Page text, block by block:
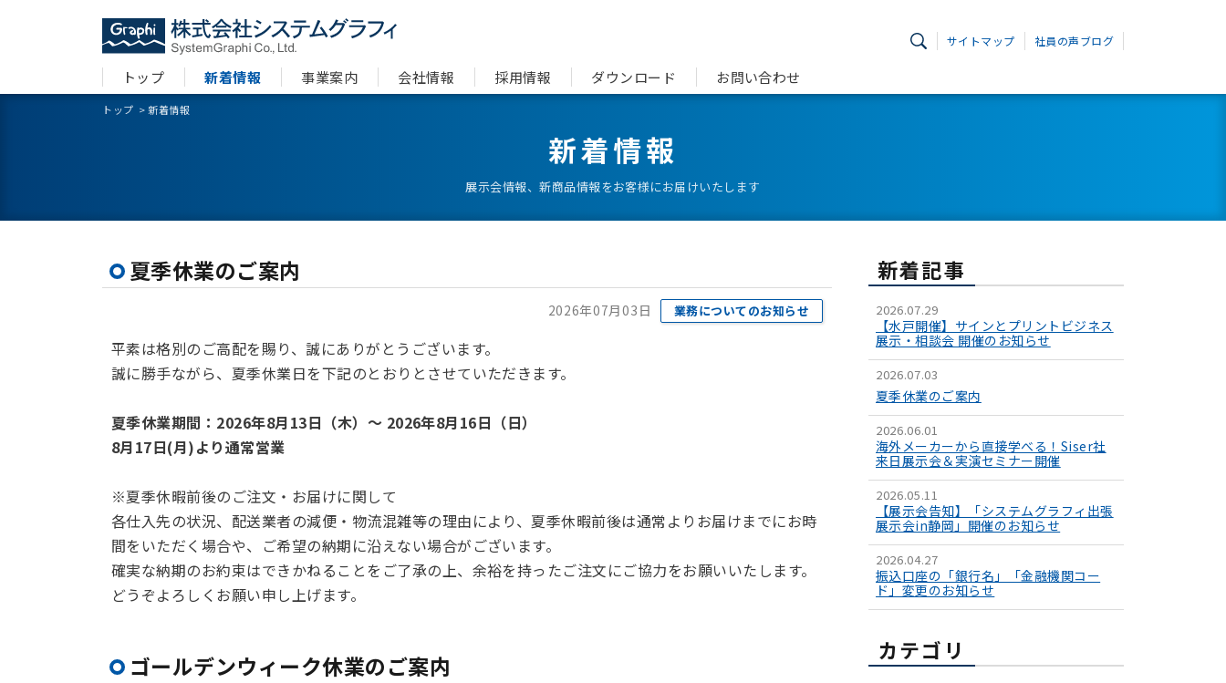
サイトマップ 社員の声ブログ
トップ 新着情報 事業案内 会社情報 採用情報 ダウンロード お問い合わせ
トップ >新着情報
新着情報
展示会情報、新商品情報をお客様にお届けいたします
夏季休業のご案内
2026年07月03日 業務についてのお知らせ
平素は格別のご高配を賜り、誠にありがとうございます。
誠に勝手ながら、夏季休業日を下記のとおりとさせていただきます。
夏季休業期間：2026年8月13日（木）～ 2026年8月16日（日）
8月17日(月)より通常営業
※夏季休暇前後のご注文・お届けに関して
各仕入先の状況、配送業者の減便・物流混雑等の理由により、夏季休暇前後は通常よりお届けまでにお時
間をいただく場合や、ご希望の納期に沿えない場合がございます。
確実な納期のお約束はできかねることをご了承の上、余裕を持ったご注文にご協力をお願いいたします。
どうぞよろしくお願い申し上げます。
ゴールデンウィーク休業のご案内
新着記事
2026.07.29
【水戸開催】サインとプリントビジネス
展示・相談会 開催のお知らせ
2026.07.03
夏季休業のご案内
2026.06.01
海外メーカーから直接学べる！Siser社
来日展示会＆実演セミナー開催
2026.05.11
【展示会告知】「システムグラフィ出張
展示会in静岡」開催のお知らせ
2026.04.27
振込口座の「銀行名」「金融機関コー
ド」変更のお知らせ
カテゴリ